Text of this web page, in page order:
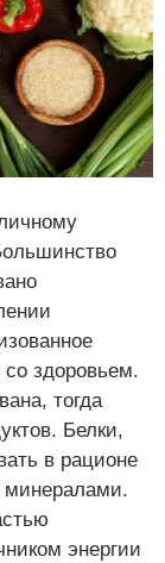
здоровьем.
тогда
Белки,
в рационе
минералами.
энергии